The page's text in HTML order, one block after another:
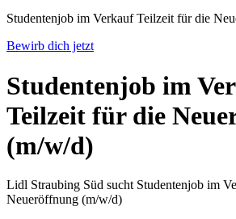
Studentenjob im Verkauf Teilzeit für die
Bewirb dich jetzt
Studentenjob im
Teilzeit für die
(m/w/d)
Lidl Straubing Süd sucht Studentenjob im
Neueröffnung (m/w/d)